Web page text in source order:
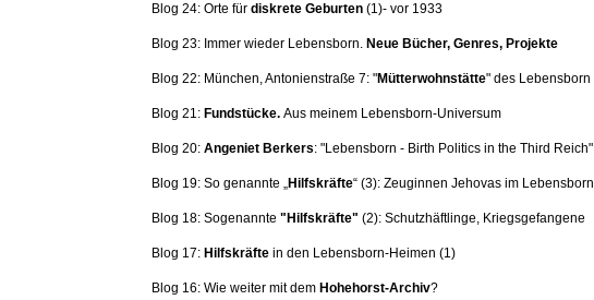
Blog 24: Orte für diskrete Geburten (1)- vor 1933
Blog 23: Immer wieder Lebensborn. Neue Bücher, Genres, Projekte
Blog 22: München, Antonienstraße 7: "Mütterwohnstätte" des Lebensborn
Blog 21: Fundstücke. Aus meinem Lebensborn-Universum
Blog 20: Angeniet Berkers: "Lebensborn - Birth Politics in the Third Reich"
Blog 19: So genannte „Hilfskräfte“ (3): Zeuginnen Jehovas im Lebensborn
Blog 18: Sogenannte "Hilfskräfte" (2): Schutzhäftlinge, Kriegsgefangene
Blog 17: Hilfskräfte in den Lebensborn-Heimen (1)
Blog 16: Wie weiter mit dem Hohehorst-Archiv?